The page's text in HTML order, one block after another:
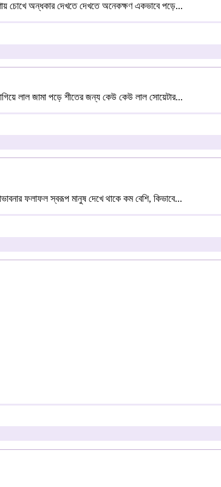
চোখে অন্ধকার দেখতে দেখতে অনেকক্ষণ একভাবে পড়ে...
লাল জামা পড়ে শীতের জন্য কেউ কেউ লাল সোয়েটার...
ফলাফল স্বরূপ মানুষ দেখে থাকে কম বেশি, কিভাবে...